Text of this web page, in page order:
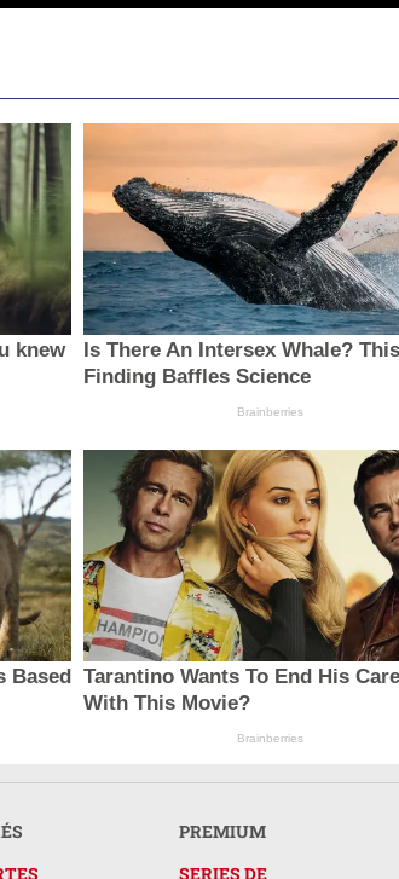
knew
Is There An Intersex Whale? This
Finding Baffles Science
Brainberries
Based Tarantino Wants To End His
With This Movie?
Brainberries
PREMIUM
SERIES DE